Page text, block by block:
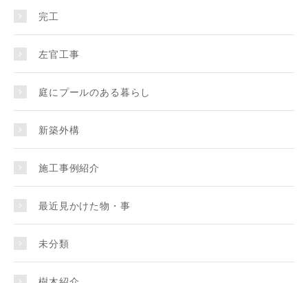
完工
左官工事
庭にプールのある暮らし
新築外構
施工事例紹介
最近見かけた物・事
未分類